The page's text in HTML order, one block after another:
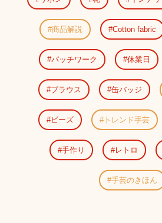
商品解説 Cotton fabric
パッチワーク 休業日
ブラウス 缶バッジ
ビーズ トレンド手芸
手作り レトロ
手芸のきほん